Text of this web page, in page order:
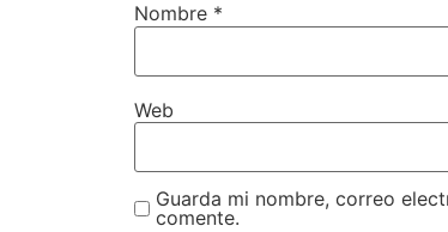
Nombre *
Web
Guarda mi nombre, correo
comente.